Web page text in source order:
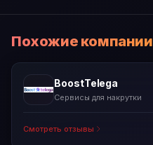
Похожие компании
BoostTelega
Сервисы для накрутки
Смотреть отзывы